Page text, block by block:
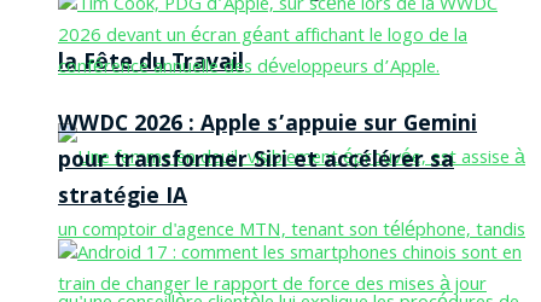
la Fête du Travail
WWDC 2026 : Apple s’appuie sur Gemini
pour transformer Siri et accélérer sa
stratégie IA